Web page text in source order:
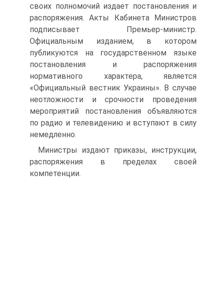
своих полномочий издает постановления и
распоряжения. Акты Кабинета Министров
подписывает Премьер-министр.
Официальным изданием, в котором
публикуются на государственном языке
постановления и распоряжения
нормативного характера, является
«Официальный вестник Украины». В случае
неотложности и срочности проведения
мероприятий постановления объявляются
по радио и телевидению и вступают в силу
немедленно.
Министры издают приказы, инструкции,
распоряжения в пределах своей
компетенции.